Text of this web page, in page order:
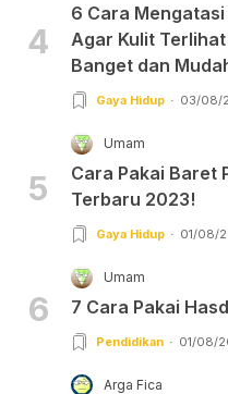
4
6 Cara
Agar Kulit
Banget dan
Gaya Hidup 03/08/
5
Umam
Cara Pakai Baret
Terbaru 2023!
Gaya Hidup 01/08/
6
Umam
7 Cara Pakai
Pendidikan 01/08/
Arga Fica